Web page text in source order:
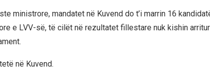
ministrore, mandatet në Kuvend do t’i marrin 16
e LVV-së, të cilët në rezultatet fillestare nuk kishin
në Kuvend.